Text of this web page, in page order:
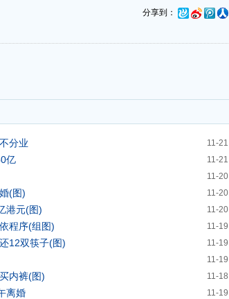
分享到：
11-21
分业
11-21
亿
11-20
11-20
(图)
11-20
港元(图)
11-19
程序(组图)
11-19
12双筷子(图)
11-19
11-18
内裤(图)
11-19
离婚